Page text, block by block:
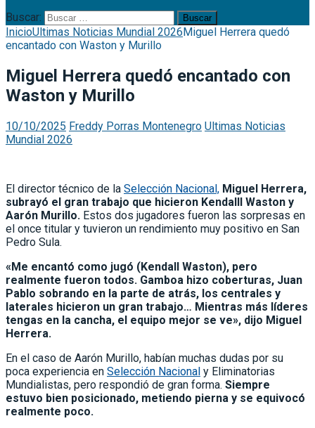
Buscar:
InicioUltimas Noticias Mundial 2026Miguel Herrera quedó
encantado con Waston y Murillo
Miguel Herrera quedó encantado con
Waston y Murillo
10/10/2025 Freddy Porras Montenegro Ultimas Noticias
Mundial 2026
El director técnico de la Selección Nacional, Miguel Herrera,
subrayó el gran trabajo que hicieron Kendalll Waston y
Aarón Murillo. Estos dos jugadores fueron las sorpresas en
el once titular y tuvieron un rendimiento muy positivo en San
Pedro Sula.
«Me encantó como jugó (Kendall Waston), pero
realmente fueron todos. Gamboa hizo coberturas, Juan
Pablo sobrando en la parte de atrás, los centrales y
laterales hicieron un gran trabajo… Mientras más líderes
tengas en la cancha, el equipo mejor se ve», dijo Miguel
Herrera.
En el caso de Aarón Murillo, habían muchas dudas por su
poca experiencia en Selección Nacional y Eliminatorias
Mundialistas, pero respondió de gran forma. Siempre
estuvo bien posicionado, metiendo pierna y se equivocó
realmente poco.